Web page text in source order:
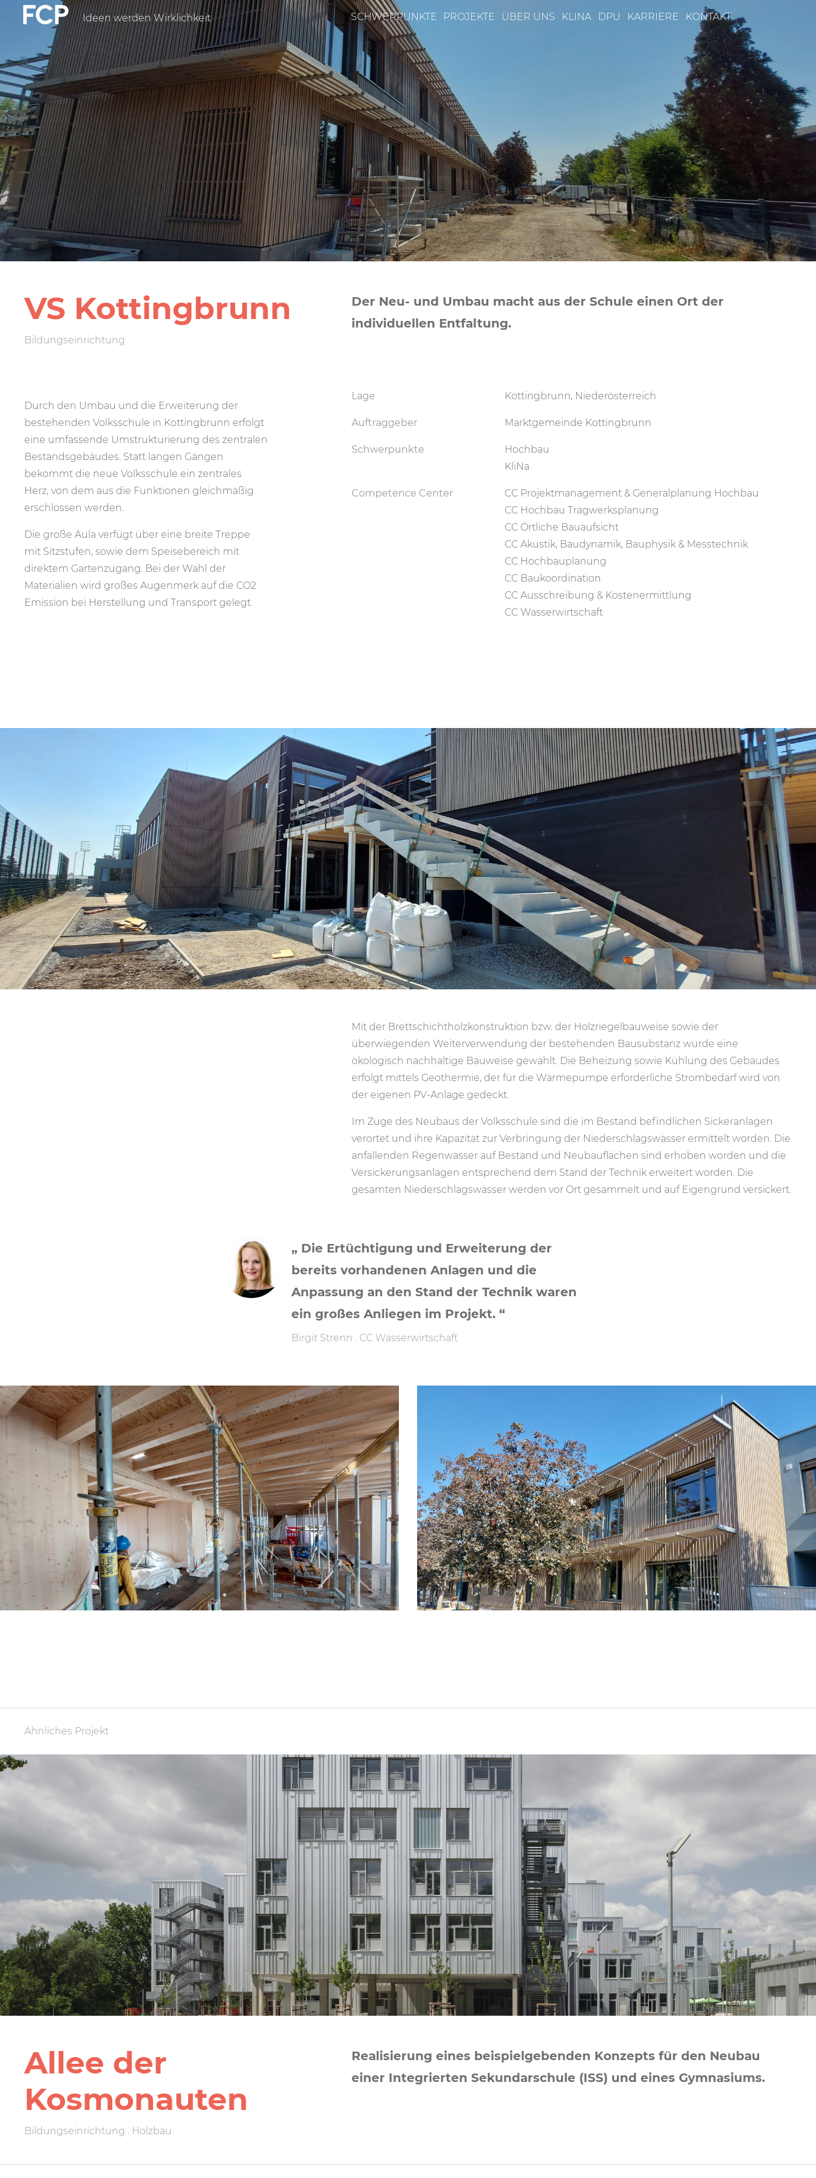
Direkt
FCP
Hauptnavigation
weißes
Logo
Ideen werden Wirklichkeit SCHWERPUNKTE PROJEKTE ÜBER UNS KLINA DPU KARRIERE KONTAKT
VS Kotting­brunn
Bildungseinrichtung
Der Neu- und Umbau macht aus der Schule einen Ort der
individuellen Entfaltung.
Durch den Umbau und die Erweiterung der
bestehenden Volksschule in Kottingbrunn erfolgt
eine umfassende Umstrukturierung des zentralen
Bestandsgebäudes. Statt langen Gängen
bekommt die neue Volksschule ein zentrales
Herz, von dem aus die Funktionen gleichmäßig
erschlossen werden.
Die große Aula verfügt über eine breite Treppe
mit Sitzstufen, sowie dem Speisebereich mit
direktem Gartenzugang. Bei der Wahl der
Materialien wird großes Augenmerk auf die CO2
Emission bei Herstellung und Transport gelegt.
Lage Kottingbrunn, Niederösterreich
Auftraggeber Marktgemeinde Kottingbrunn
Schwerpunkte
Hochbau
KliNa
Competence Center
CC Projektmanagement & Generalplanung Hochbau
CC Hochbau Tragwerksplanung
CC Örtliche Bauaufsicht
CC Akustik, Baudynamik, Bauphysik & Messtechnik
CC Hochbauplanung
CC Baukoordination
CC Ausschreibung & Kostenermittlung
CC Wasserwirtschaft
Mit der Brettschichtholzkonstruktion bzw. der Holzriegelbauweise sowie der
überwiegenden Weiterverwendung der bestehenden Bausubstanz wurde eine
ökologisch nachhaltige Bauweise gewählt. Die Beheizung sowie Kühlung des Gebäudes
erfolgt mittels Geothermie, der für die Wärmepumpe erforderliche Strombedarf wird von
der eigenen PV-Anlage gedeckt.
Im Zuge des Neubaus der Volksschule sind die im Bestand befindlichen Sickeranlagen
verortet und ihre Kapazität zur Verbringung der Niederschlagswässer ermittelt worden. Die
anfallenden Regenwässer auf Bestand und Neubauflächen sind erhoben worden und die
Versickerungsanlagen entsprechend dem Stand der Technik erweitert worden. Die
gesamten Niederschlagswässer werden vor Ort gesammelt und auf Eigengrund versickert.
„ Die Ertüchtigung und Erweiterung der
bereits vorhandenen Anlagen und die
Anpassung an den Stand der Technik waren
ein großes Anliegen im Projekt. “
Birgit Strenn . CC Wasserwirtschaft
Ähnliches Projekt
Allee der
Kosmonauten
Bildungseinrichtung . Holzbau
Realisierung eines beispiel­gebenden Konzepts für den Neubau
einer Inte­grier­ten Sekundar­schule (ISS) und eines Gymnasiums.